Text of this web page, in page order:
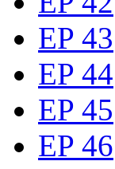
EP 43
EP 44
EP 45
EP 46